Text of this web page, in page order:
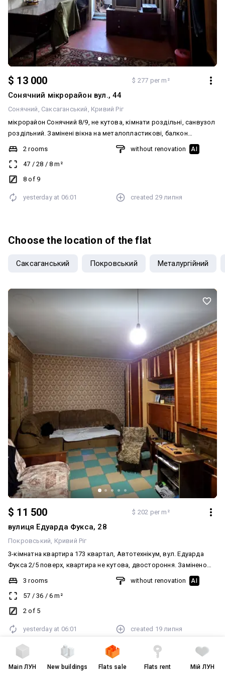
$ 13 000 $ 277 per m²
Сонячний мікрорайон вул., 44
Сонячний Саксаганський Кривий Ріг
мікрорайон Сонячний 8/9, не кутова, кімнати роздільні, санвузол
роздільний. Замінені вікна на металопластикові, балкон
засклений. Труби металопластикові. Вхідні залізні двері.
Документи в порядку. Без боргів. ☎️ 067-251-251-8 Анжеліка
2 rooms
47 / 28 / 8 m²
8 of 9
without renovation AI
yesterday at 06:01 created 29 липня
Choose the location of the flat
Саксаганський Покровський Металургійний
$ 11 500 $ 202 per m²
вулиця Едуарда Фукса, 28
Покровський Кривий Ріг
3-кімнатна квартира 173 квартал, Автотехнікум, вул. Едуарда
Фукса 2/5 поверх, квартира не кутова, двостороння. Замінено
труби на металопластикові, є лічильники. Вхідні металеві двері.
🔥💰 ☎️ 067-251-251-8 Анжеліка
3 rooms
57 / 36 / 6 m²
2 of 5
without renovation AI
yesterday at 06:01 created 19 липня
MainЛУН New buildings Flats sale Flats rent Мій ЛУН